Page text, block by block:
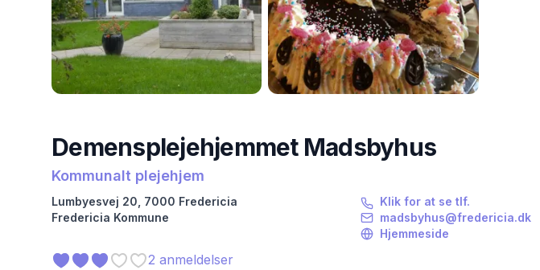
Demensplejehjemmet Madsbyhus
Kommunalt plejehjem
Lumbyesvej 20 7000 Fredericia
Fredericia Kommune
Klik for at se tlf.
madsbyhus@fredericia.dk
Hjemmeside
2 anmeldelser